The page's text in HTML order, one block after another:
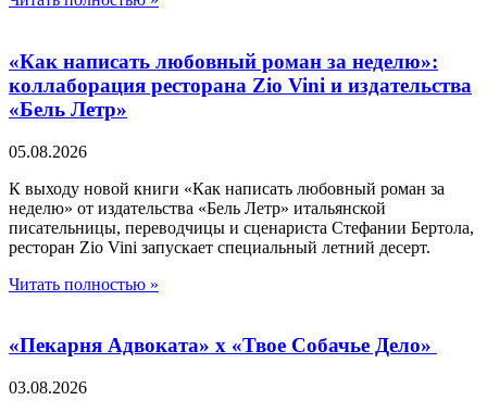
«Как написать любовный роман за неделю»:
коллаборация ресторана Zio Vini и издательства
«Бель Летр»
05.08.2026
К выходу новой книги «Как написать любовный роман за
неделю» от издательства «Бель Летр» итальянской
писательницы, переводчицы и сценариста Стефании Бертола,
ресторан Zio Vini запускает специальный летний десерт.
Читать полностью »
«Пекарня Адвоката» х «Твое Собачье Дело»
03.08.2026